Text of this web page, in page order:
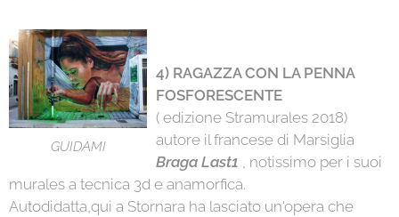
GUIDAMI
4) RAGAZZA CON LA PENNA
FOSFORESCENTE
( edizione Stramurales 2018)
autore il francese di Marsiglia
Braga Last1 , notissimo per i suoi
murales a tecnica 3d e anamorfica.
Autodidatta,qui a Stornara ha lasciato un'opera che